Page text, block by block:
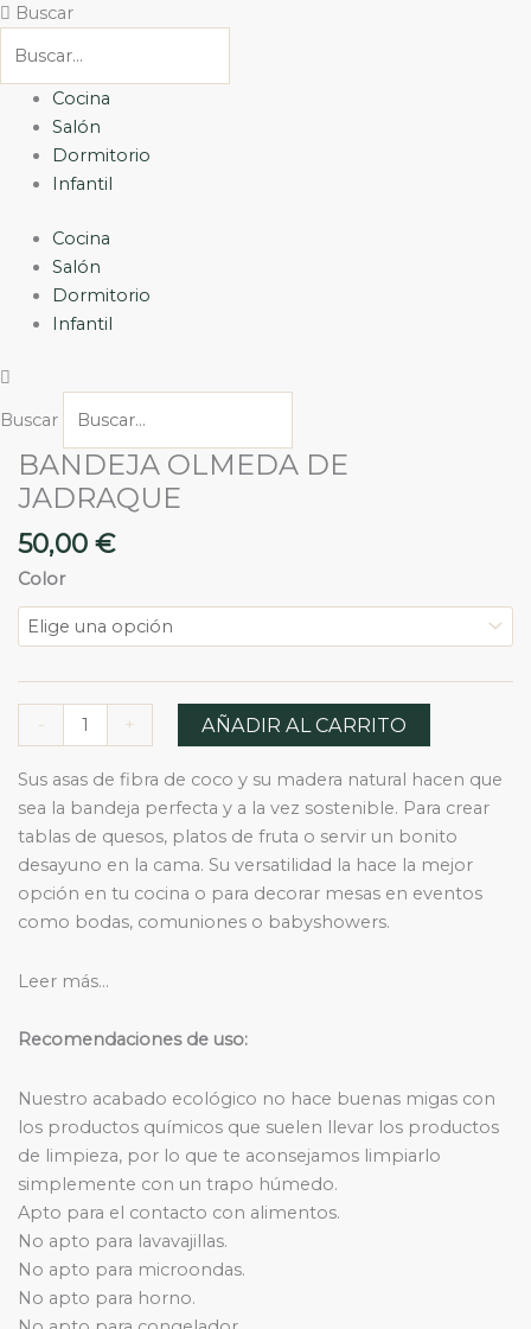
Buscar
Cocina
Salón
Dormitorio
Infantil
Cocina
Salón
Dormitorio
Infantil
Buscar
BANDEJA OLMEDA DE
JADRAQUE
50,00 €
Color
-
BANDEJA
OLMEDA
JADRAQUE
cantidad
+ AÑADIR AL CARRITO
Sus asas de fibra de coco y su madera natural hacen que
sea la bandeja perfecta y a la vez sostenible. Para crear
tablas de quesos, platos de fruta o servir un bonito
desayuno en la cama. Su versatilidad la hace la mejor
opción en tu cocina o para decorar mesas en eventos
como bodas, comuniones o babyshowers.
Leer más…
Recomendaciones de uso:
Nuestro acabado ecológico no hace buenas migas con
los productos químicos que suelen llevar los productos
de limpieza, por lo que te aconsejamos limpiarlo
simplemente con un trapo húmedo.
Apto para el contacto con alimentos.
No apto para lavavajillas.
No apto para microondas.
No apto para horno.